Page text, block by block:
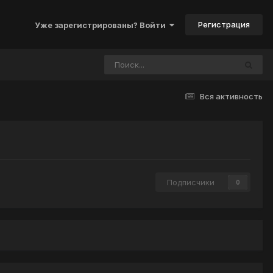
Уже зарегистрированы? Войти Регистрация
Вся активность
Подписчики 0